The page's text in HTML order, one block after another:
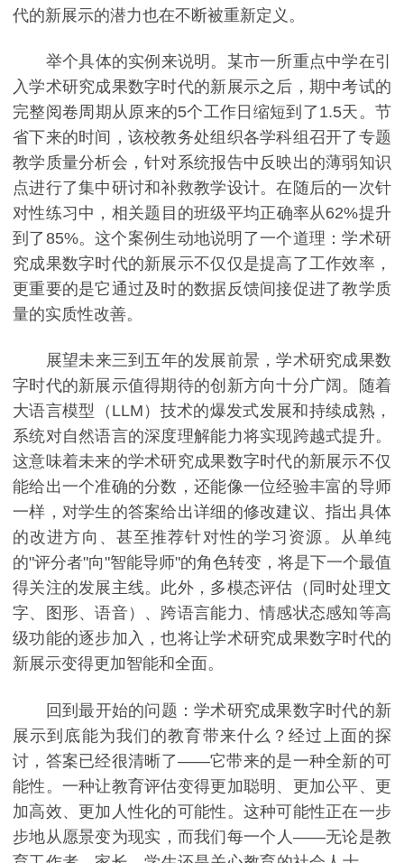
代的新展示的潜力也在不断被重新定义。
举个具体的实例来说明。某市一所重点中学在引
入学术研究成果数字时代的新展示之后，期中考试的
完整阅卷周期从原来的5个工作日缩短到了1.5天。节
省下来的时间，该校教务处组织各学科组召开了专题
教学质量分析会，针对系统报告中反映出的薄弱知识
点进行了集中研讨和补救教学设计。在随后的一次针
对性练习中，相关题目的班级平均正确率从62%提升
到了85%。这个案例生动地说明了一个道理：学术研
究成果数字时代的新展示不仅仅是提高了工作效率，
更重要的是它通过及时的数据反馈间接促进了教学质
量的实质性改善。
展望未来三到五年的发展前景，学术研究成果数
字时代的新展示值得期待的创新方向十分广阔。随着
大语言模型（LLM）技术的爆发式发展和持续成熟，
系统对自然语言的深度理解能力将实现跨越式提升。
这意味着未来的学术研究成果数字时代的新展示不仅
能给出一个准确的分数，还能像一位经验丰富的导师
一样，对学生的答案给出详细的修改建议、指出具体
的改进方向、甚至推荐针对性的学习资源。从单纯
的"评分者"向"智能导师"的角色转变，将是下一个最值
得关注的发展主线。此外，多模态评估（同时处理文
字、图形、语音）、跨语言能力、情感状态感知等高
级功能的逐步加入，也将让学术研究成果数字时代的
新展示变得更加智能和全面。
回到最开始的问题：学术研究成果数字时代的新
展示到底能为我们的教育带来什么？经过上面的探
讨，答案已经很清晰了——它带来的是一种全新的可
能性。一种让教育评估变得更加聪明、更加公平、更
加高效、更加人性化的可能性。这种可能性正在一步
步地从愿景变为现实，而我们每一个人——无论是教